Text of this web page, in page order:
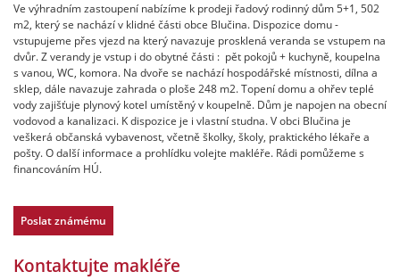
Ve výhradním zastoupení nabízíme k prodeji řadový rodinný dům 5+1, 502
m2, který se nachází v klidné části obce Blučina. Dispozice domu -
vstupujeme přes vjezd na který navazuje prosklená veranda se vstupem na
dvůr. Z verandy je vstup i do obytné části : pět pokojů + kuchyně, koupelna
s vanou, WC, komora. Na dvoře se nachází hospodářské místnosti, dílna a
sklep, dále navazuje zahrada o ploše 248 m2. Topení domu a ohřev teplé
vody zajišťuje plynový kotel umístěný v koupelně. Dům je napojen na obecní
vodovod a kanalizaci. K dispozice je i vlastní studna. V obci Blučina je
veškerá občanská vybavenost, včetně školky, školy, praktického lékaře a
pošty. O další informace a prohlídku volejte makléře. Rádi pomůžeme s
financováním HÚ.
Poslat známému
Kontaktujte makléře